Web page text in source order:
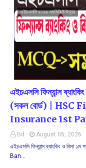
এইচএসসি ২০২৬ এমসিকিউ উত্তর
এইচএসসি ফিন্যান্স
(সকল বোর্ড) |
Insurance 1st
Bd
August 05, 2026
এইচএসসি ফিন্যান্স ব্যাংকিং ও
Ban…